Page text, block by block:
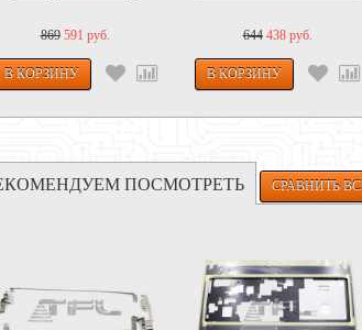
869 591 руб. 644 438 руб.
ПОСМОТРЕТЬ